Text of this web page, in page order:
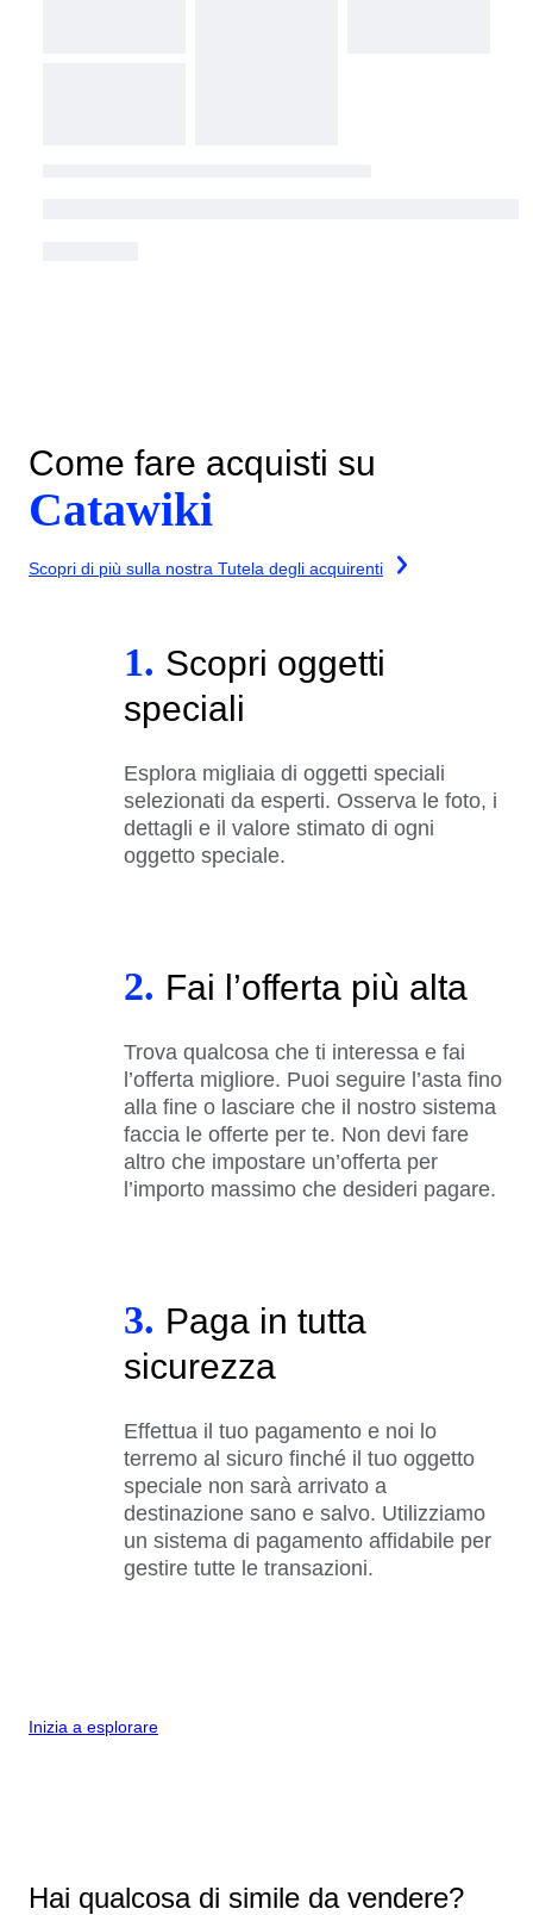
Come fare acquisti su
Catawiki
Scopri di più sulla nostra Tutela degli acquirenti
1. Scopri oggetti
speciali
Esplora migliaia di oggetti speciali
selezionati da esperti. Osserva le foto, i
dettagli e il valore stimato di ogni
oggetto speciale.
2. Fai l’offerta più alta
Trova qualcosa che ti interessa e fai
l’offerta migliore. Puoi seguire l’asta fino
alla fine o lasciare che il nostro sistema
faccia le offerte per te. Non devi fare
altro che impostare un’offerta per
l’importo massimo che desideri pagare.
3. Paga in tutta
sicurezza
Effettua il tuo pagamento e noi lo
terremo al sicuro finché il tuo oggetto
speciale non sarà arrivato a
destinazione sano e salvo. Utilizziamo
un sistema di pagamento affidabile per
gestire tutte le transazioni.
Inizia a esplorare
Hai qualcosa di simile da vendere?